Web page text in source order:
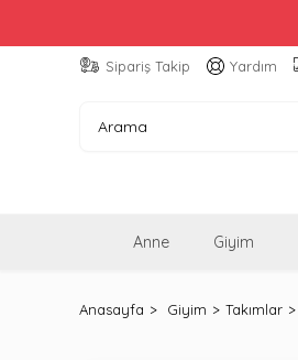
Sipariş Takip Yardım
Anne Giyim
Anasayfa Giyim Takımlar